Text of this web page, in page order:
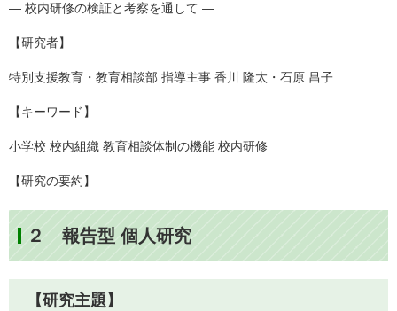
― 校内研修の検証と考察を通して ―
【研究者】
特別支援教育・教育相談部 指導主事 香川 隆太・石原 昌子
【キーワード】
小学校 校内組織 教育相談体制の機能 校内研修
【研究の要約】
２ 報告型 個人研究
【研究主題】